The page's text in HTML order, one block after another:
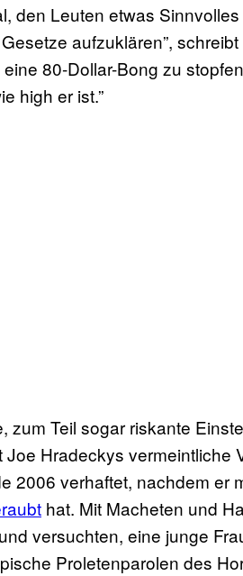
den Leuten etwas
aufzuklären”,
80-Dollar-Bong zu
high er ist.”
zum Teil sogar riskante
Hradeckys vermeintliche
2006 verhaftet, nachdem er
hat. Mit Macheten und
versuchten, eine junge
Proletenparolen des